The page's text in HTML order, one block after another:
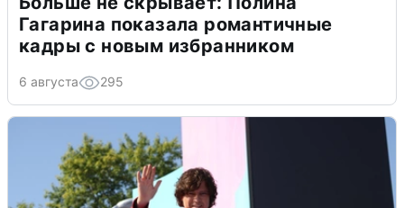
Гагарина показала романтичные
кадры с новым избранником
6 августа 295